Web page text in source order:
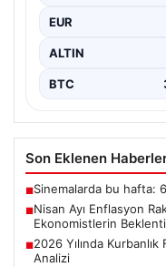
EUR
ALTIN
BTC
Son Eklenen
■Sinemalarda bu hafta:
■Nisan Ayı Enflasyon
Ekonomistlerin
■2026 Yılında
Analizi